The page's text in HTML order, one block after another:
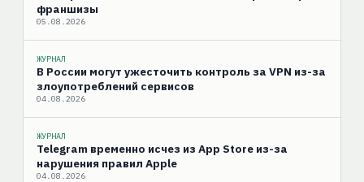
франшизы
05.08.2026
ЖУРНАЛ
В России могут ужесточить контроль за VPN из-за
злоупотреблений сервисов
04.08.2026
ЖУРНАЛ
Telegram временно исчез из App Store из-за
нарушения правил Apple
04.08.2026